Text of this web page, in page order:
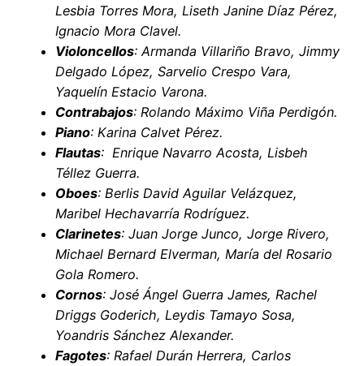
Lesbia Torres Mora, Liseth Janine Díaz Pérez,
Ignacio Mora Clavel.
Violoncellos: Armanda Villariño Bravo, Jimmy
Delgado López, Sarvelio Crespo Vara,
Yaquelín Estacio Varona.
Contrabajos: Rolando Máximo Viña Perdigón.
Piano: Karina Calvet Pérez.
Flautas: Enrique Navarro Acosta, Lisbeh
Téllez Guerra.
Oboes: Berlis David Aguilar Velázquez,
Maribel Hechavarría Rodríguez.
Clarinetes: Juan Jorge Junco, Jorge Rivero,
Michael Bernard Elverman, María del Rosario
Gola Romero.
Cornos: José Ángel Guerra James, Rachel
Driggs Goderich, Leydis Tamayo Sosa,
Yoandris Sánchez Alexander.
Fagotes: Rafael Durán Herrera, Carlos